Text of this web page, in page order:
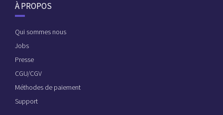
À PROPOS
Qui sommes nous
Jobs
Presse
CGU/CGV
Méthodes de paiement
Support